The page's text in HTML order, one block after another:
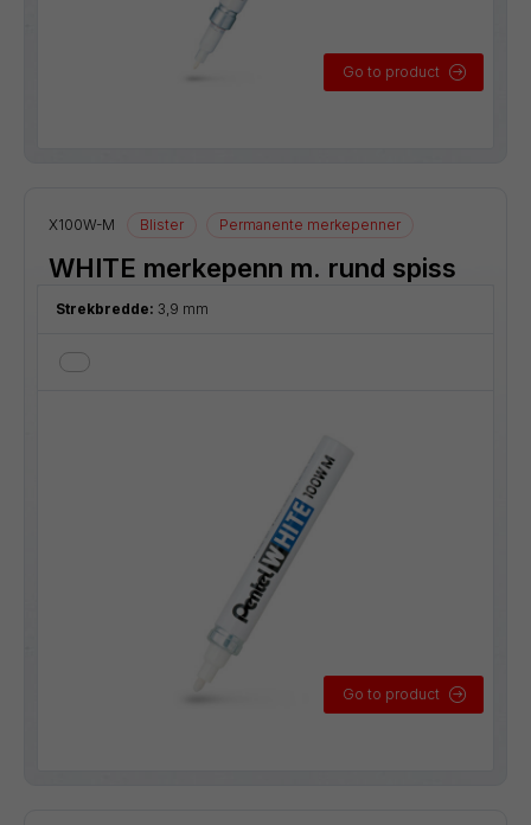
Go to product
X100W-M Blister Permanente merkepenner
WHITE merkepenn m. rund spiss
Strekbredde: 3,9 mm
Go to product